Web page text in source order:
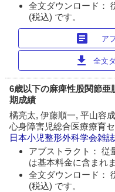
全文ダウンロード：
(税込) です。
article ア
download 全文
6歳以下の麻痺性股関節
期成績
橘亮太, 伊藤順一, 平山容
心身障害児総合医療療育
日本小児整形外科学会雑誌
アブストラクト： 従
は基本料金に含まれま
全文ダウンロード：
(税込) です。